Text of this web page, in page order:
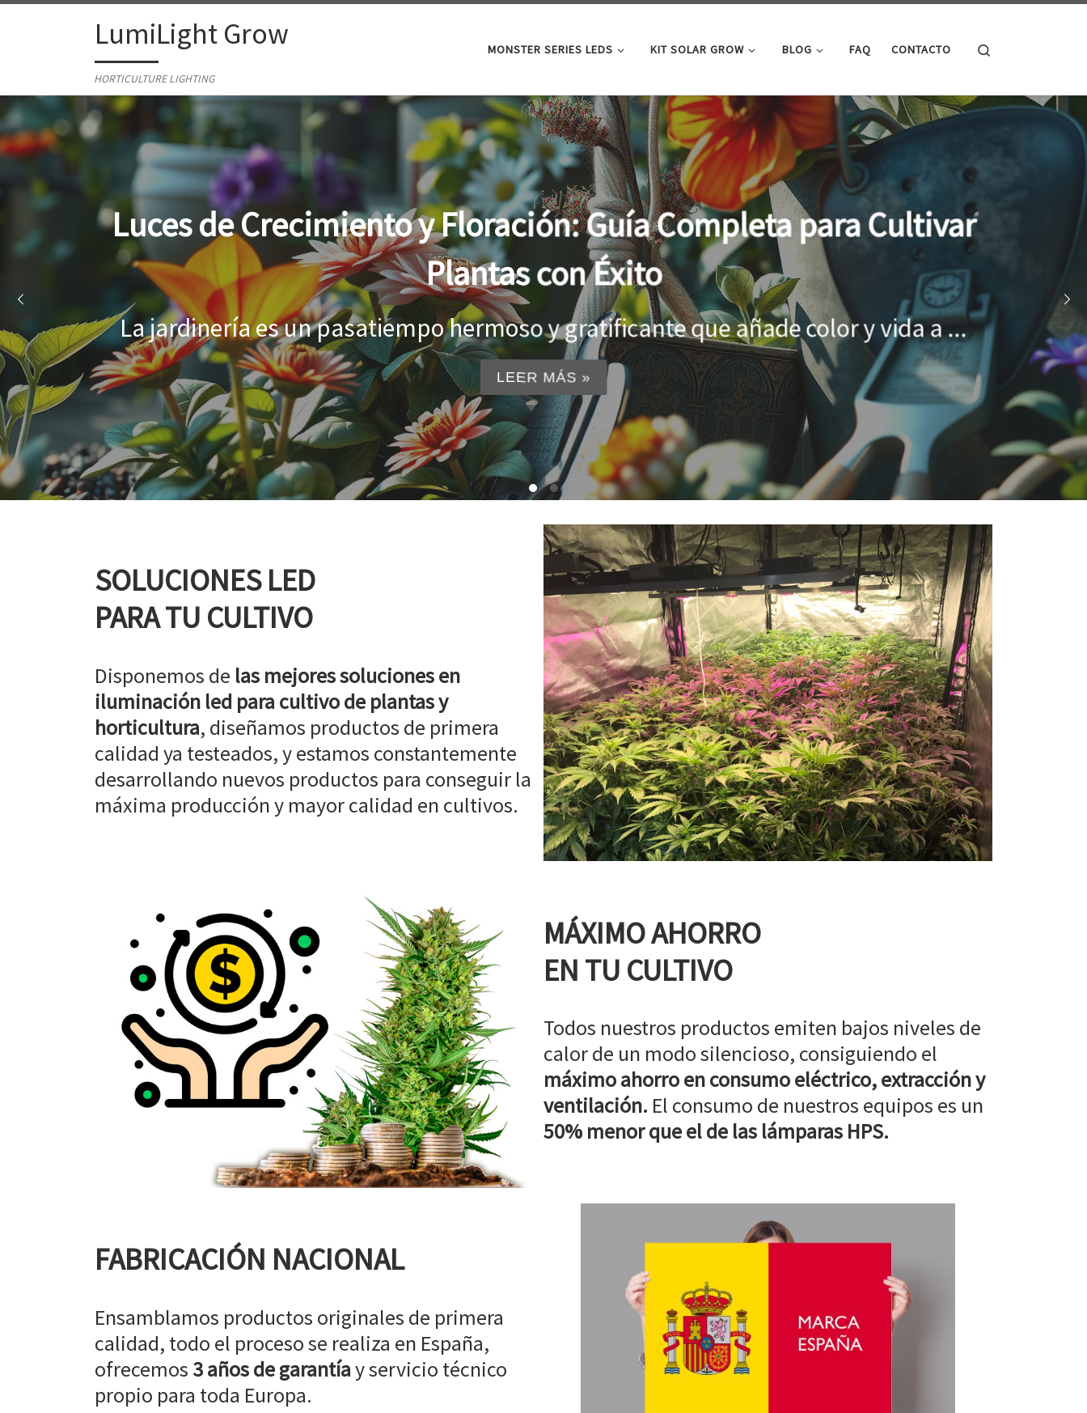
Skip to contentLumiLight Grow
HORTICULTURE LIGHTING
MONSTER SERIES LEDS KIT SOLAR GROW BLOG FAQ CONTACTO
Lámparas para indoor: la clave para un crecimiento óptimo de
tus plantas
Al cultivar plantas en el interior, es importante proporcionar el entorno adecuado
...
LEER MÁS »
SOLUCIONES LED
PARA TU CULTIVO
Disponemos de las mejores soluciones en
iluminación led para cultivo de plantas y
horticultura, diseñamos productos de primera
calidad ya testeados, y estamos constantemente
desarrollando nuevos productos para conseguir la
máxima producción y mayor calidad en cultivos.
MÁXIMO AHORRO
EN TU CULTIVO
Todos nuestros productos emiten bajos niveles de
calor de un modo silencioso, consiguiendo el
máximo ahorro en consumo eléctrico, extracción y
ventilación. El consumo de nuestros equipos es un
50% menor que el de las lámparas HPS.
FABRICACIÓN NACIONAL
Ensamblamos productos originales de primera
calidad, todo el proceso se realiza en España,
ofrecemos 3 años de garantíay servicio técnico
propio para toda Europa.